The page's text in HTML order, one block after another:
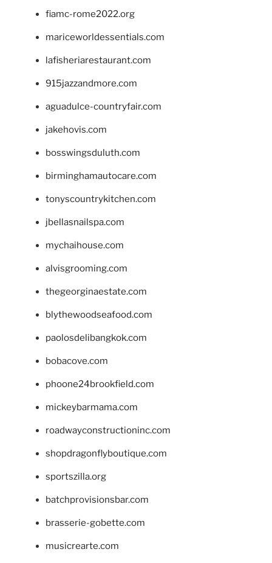
fiamc-rome2022.org
mariceworldessentials.com
lafisheriarestaurant.com
915jazzandmore.com
aguadulce-countryfair.com
jakehovis.com
bosswingsduluth.com
birminghamautocare.com
tonyscountrykitchen.com
jbellasnailspa.com
mychaihouse.com
alvisgrooming.com
thegeorginaestate.com
blythewoodseafood.com
paolosdelibangkok.com
bobacove.com
phoone24brookfield.com
mickeybarmama.com
roadwayconstructioninc.com
shopdragonflyboutique.com
sportszilla.org
batchprovisionsbar.com
brasserie-gobette.com
musicrearte.com